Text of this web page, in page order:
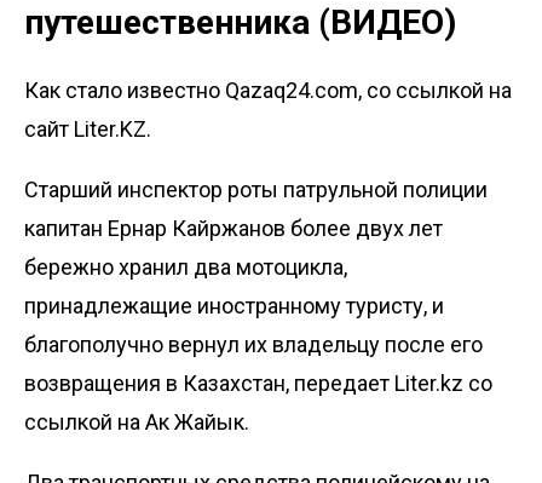
путешественника (ВИДЕО)
Как стало известно Qazaq24.com, со ссылкой на
сайт Liter.KZ.
Старший инспектор роты патрульной полиции
капитан Ернар Кайржанов более двух лет
бережно хранил два мотоцикла,
принадлежащие иностранному туристу, и
благополучно вернул их владельцу после его
возвращения в Казахстан, передает Liter.kz со
ссылкой на Ак Жайык.